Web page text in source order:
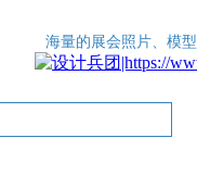
海量的展会照片、模